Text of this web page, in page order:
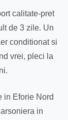
calitate-pret
de 3 zile. Un
conditionat si
vrei, pleci la
in Eforie Nord
in